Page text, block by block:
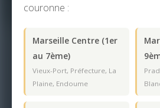
couronne :
Marseille Centre (1er
au 7ème)
Vieux-Port, Préfecture, La
Plaine, Endoume